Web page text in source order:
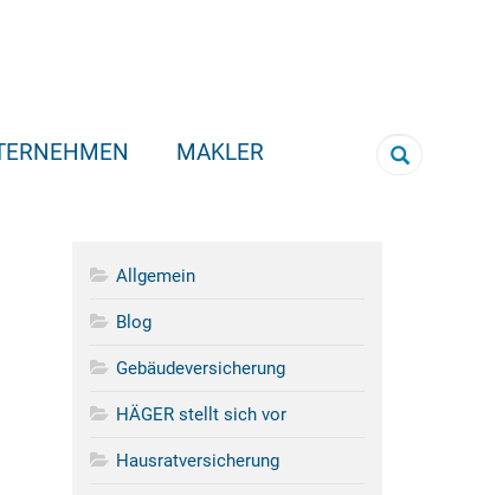
MAKLER
Allgemein
Blog
Gebäudeversicherung
HÄGER stellt sich vor
Hausratversicherung